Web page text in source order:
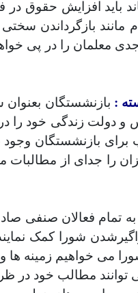
مانند
معلمان را در پی
بازنشستگان
و دولت زندگی خود
برای بازنشستگان
را جدای از مطالبات
تمام فعالان صنفی
شورا کمک
خواهیم زمینه ها و
مطالب خود در